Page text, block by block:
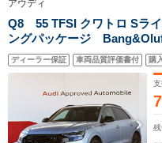
アウディ
Q8 55 TFSI クワトロ Sラ
ングパッケージ
パノラマサンルーフ オー
ワークロージングドア ア
ディーラー保証 車両品質評価書付 購